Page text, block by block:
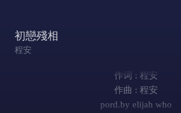
初戀殘相
程安
作词 : 程安
作曲 : 程安
pord.by elijah who